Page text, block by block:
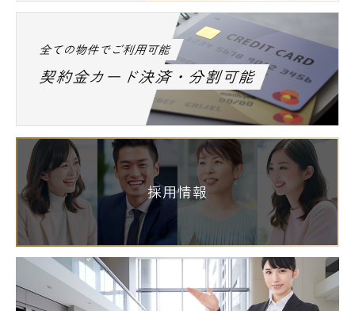
全ての物件でご利用可能
契約金カード決済・分割可能
採用情報